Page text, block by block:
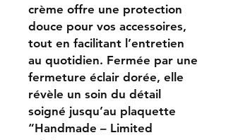
crème offre une protection
douce pour vos accessoires,
tout en facilitant l’entretien
au quotidien. Fermée par une
fermeture éclair dorée, elle
révèle un soin du détail
soigné jusqu’au plaquette
“Handmade – Limited